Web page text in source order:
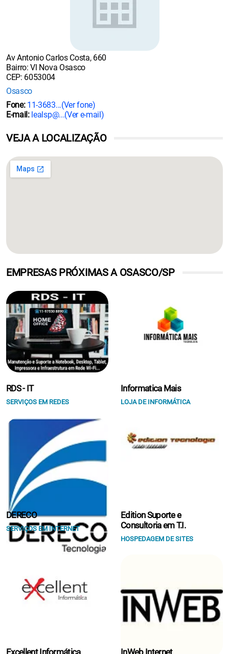
Av Antonio Carlos Costa, 660
Bairro: Vl Nova Osasco
CEP: 6053004
Osasco
Fone: 11-3683...(Ver fone)
E-mail: lealsp@...(Ver e-mail)
VEJA A LOCALIZAÇÃO
EMPRESAS PRÓXIMAS A OSASCO/SP
RDS - IT
SERVIÇOS EM REDES
Informatica Mais
LOJA DE INFORMÁTICA
DERECO
SERVIÇOS EM INTERNET
Edition Suporte e
Consultoria em T.I.
HOSPEDAGEM DE SITES
Excellent Informática InWeb Internet